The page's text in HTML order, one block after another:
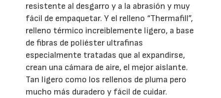
resistente al desgarro y a la abrasión y muy
fácil de empaquetar. Y el relleno “Thermafill”,
relleno térmico increiblemente ligero, a base
de fibras de poliéster ultrafinas
especialmente tratadas que al expandirse,
crean una cámara de aire, el mejor aislante.
Tan ligero como los rellenos de pluma pero
mucho más duradero y fácil de cuidar.